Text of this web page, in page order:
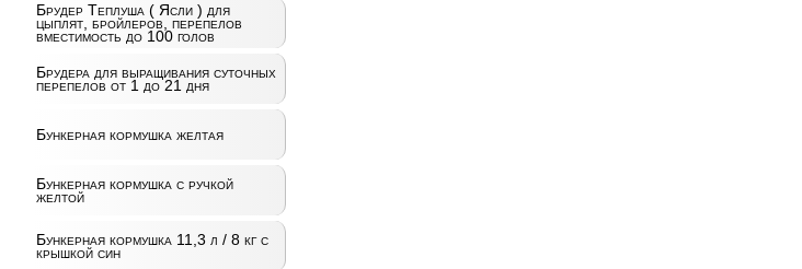
Брудер Теплуша ( Ясли ) для
цыплят, бройлеров, перепелов
вместимость до 100 голов
Брудера для выращивания суточных
перепелов от 1 до 21 дня
Бункерная кормушка желтая
Бункерная кормушка с ручкой
желтой
Бункерная кормушка 11,3 л / 8 кг с
крышкой син